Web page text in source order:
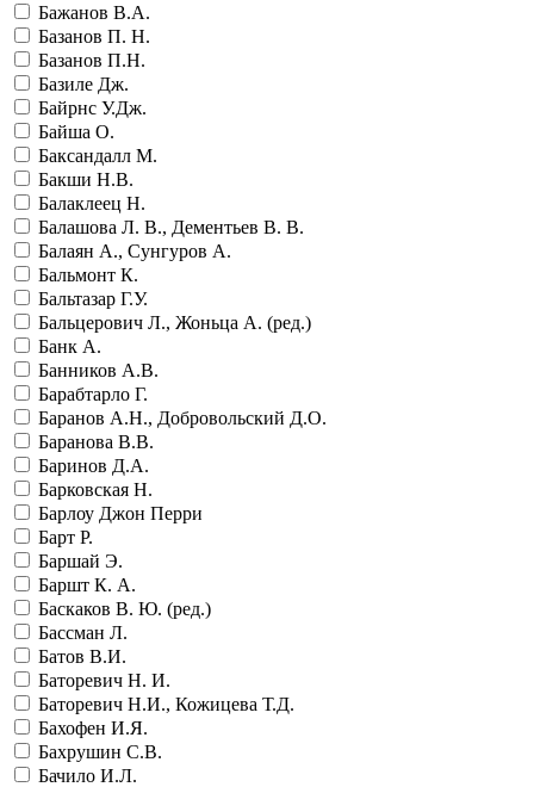
Бажанов В.А.
Базанов П. Н.
Базанов П.Н.
Базиле Дж.
Байрнс У.Дж.
Байша О.
Баксандалл М.
Бакши Н.В.
Балаклеец Н.
Балашова Л. В., Дементьев В. В.
Балаян А., Сунгуров А.
Бальмонт К.
Бальтазар Г.У.
Бальцерович Л., Жоньца А. (ред.)
Банк А.
Банников А.В.
Барабтарло Г.
Баранов А.Н., Добровольский Д.О.
Баранова В.В.
Баринов Д.А.
Барковская Н.
Барлоу Джон Перри
Барт Р.
Баршай Э.
Баршт К. А.
Баскаков В. Ю. (ред.)
Бассман Л.
Батов В.И.
Баторевич Н. И.
Баторевич Н.И., Кожицева Т.Д.
Бахофен И.Я.
Бахрушин С.В.
Бачило И.Л.